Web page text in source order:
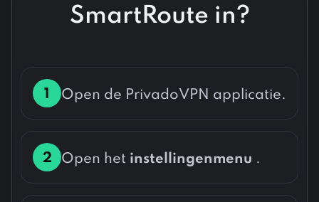
SmartRoute in?
1 Open de PrivadoVPN applicatie.
2 Open het instellingenmenu .